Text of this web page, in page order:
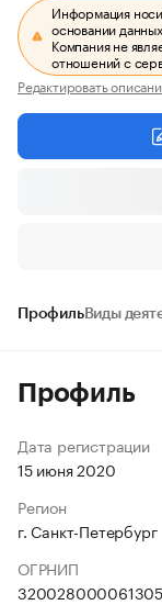
Информация
основании
Компания не
отношений с
Редактировать
ПрофильВиды
Профиль
Дата регистрации
15 июня 2020
Регион
г. Санкт-Петербург
ОГРНИП
320028000061305